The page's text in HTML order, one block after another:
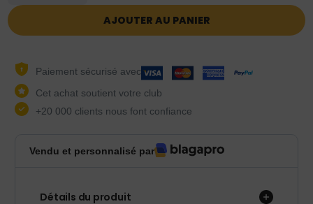
AJOUTER AU PANIER
Paiement sécurisé avec
Cet achat soutient votre club
+20 000 clients nous font confiance
Vendu et personnalisé par
Détails du produit